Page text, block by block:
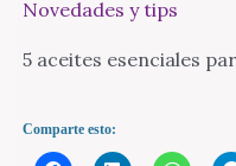
Novedades y tips
5 aceites esenciales
Comparte esto: